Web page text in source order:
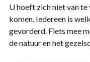
U hoeft zich niet van te
komen. Iedereen is
gevorderd. Fiets mee
de natuur en het